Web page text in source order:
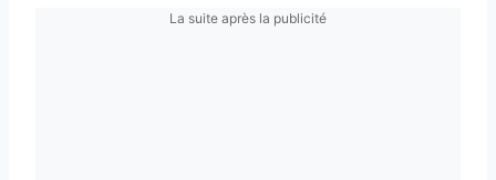
La suite après la publicité